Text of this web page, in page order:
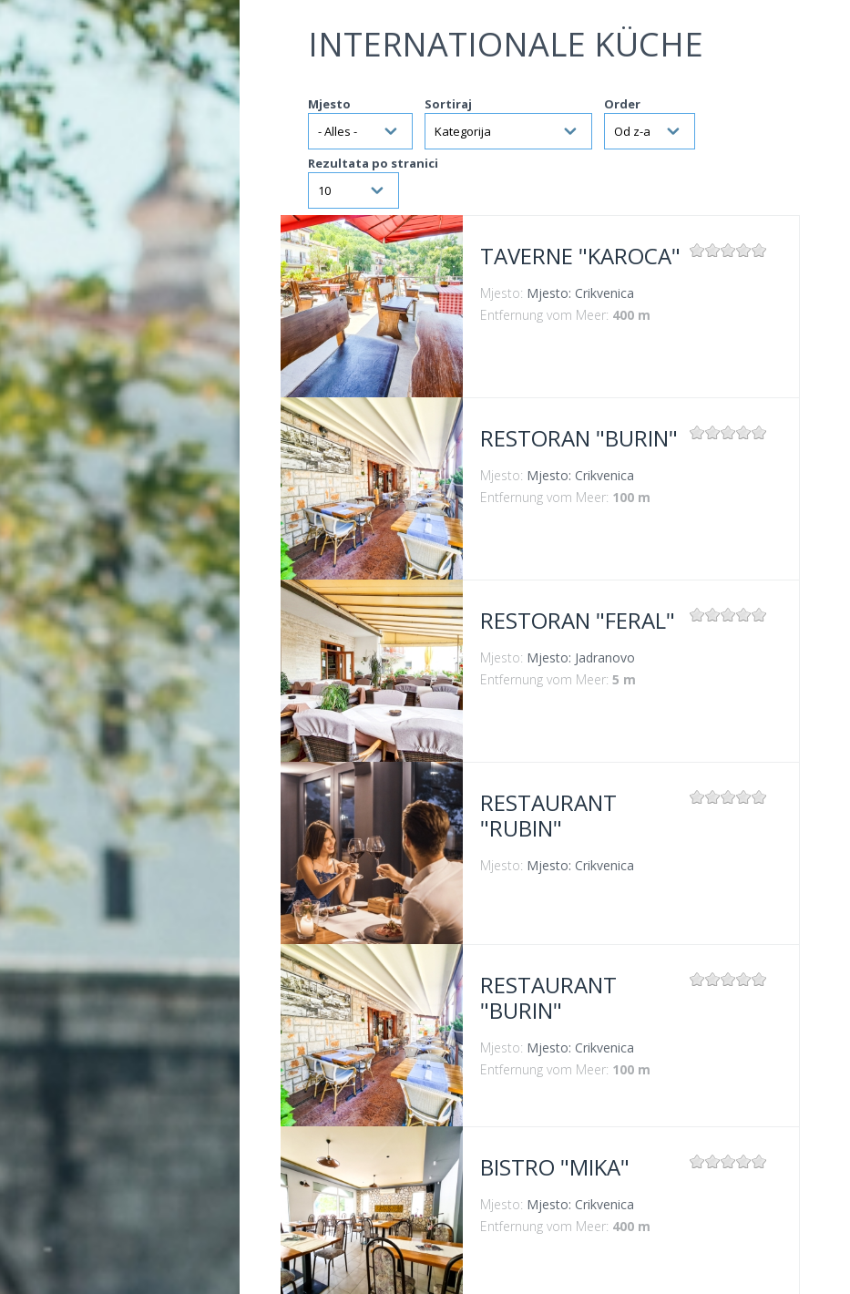
Jump to navigation
INTERNATIONALE KÜCHE
Mjesto Sortiraj Order
Rezultata po stranici
VIŠE INFORMACIJA
TAVERNE "KAROCA"
Mjesto: Mjesto: Crikvenica
Entfernung vom Meer: 400 m
VIŠE INFORMACIJA
RESTORAN "BURIN"
Mjesto: Mjesto: Crikvenica
Entfernung vom Meer: 100 m
VIŠE INFORMACIJA
RESTORAN "FERAL"
Mjesto: Mjesto: Jadranovo
Entfernung vom Meer: 5 m
VIŠE INFORMACIJA
RESTAURANT
"RUBIN"
Mjesto: Mjesto: Crikvenica
VIŠE INFORMACIJA
RESTAURANT
"BURIN"
Mjesto: Mjesto: Crikvenica
Entfernung vom Meer: 100 m
BISTRO "MIKA"
Mjesto: Mjesto: Crikvenica
Entfernung vom Meer: 400 m